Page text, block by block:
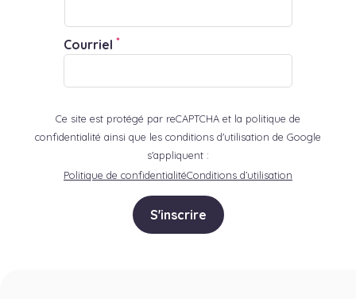
Courriel *
Ce site est protégé par reCAPTCHA et la politique de
confidentialité ainsi que les conditions d'utilisation de Google
s'appliquent :
Politique de confidentialitéConditions d’utilisation
S'inscrire